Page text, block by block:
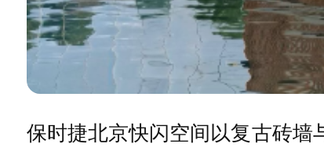
保时捷北京快闪空间以复古砖墙